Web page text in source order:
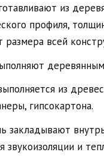
из
профиля,
размера всей
из
гипсокартона.
закладывают
звукоизоляции и